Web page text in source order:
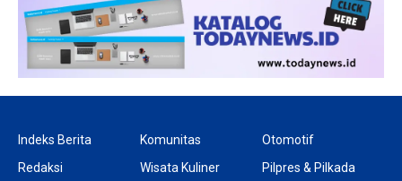
Indeks Berita
Redaksi
Komunitas
Wisata Kuliner
Otomotif
Pilpres & Pilkada